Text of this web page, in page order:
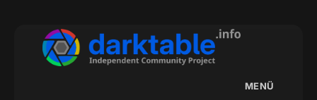
springen
MENÜ